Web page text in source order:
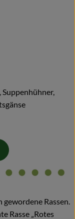
Suppenhühner,
Rassen.
Rasse „Rotes